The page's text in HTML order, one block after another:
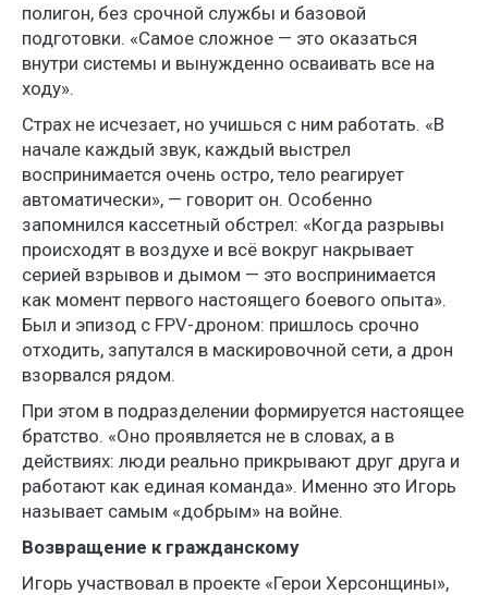
полигон, без срочной службы и базовой
подготовки. «Самое сложное — это оказаться
внутри системы и вынужденно осваивать все на
ходу».
Страх не исчезает, но учишься с ним работать. «В
начале каждый звук, каждый выстрел
воспринимается очень остро, тело реагирует
автоматически», — говорит он. Особенно
запомнился кассетный обстрел: «Когда разрывы
происходят в воздухе и всё вокруг накрывает
серией взрывов и дымом — это воспринимается
как момент первого настоящего боевого опыта».
Был и эпизод с FPV-дроном: пришлось срочно
отходить, запутался в маскировочной сети, а дрон
взорвался рядом.
При этом в подразделении формируется настоящее
братство. «Оно проявляется не в словах, а в
действиях: люди реально прикрывают друг друга и
работают как единая команда». Именно это Игорь
называет самым «добрым» на войне.
Возвращение к гражданскому
Игорь участвовал в проекте «Герои Херсонщины»,